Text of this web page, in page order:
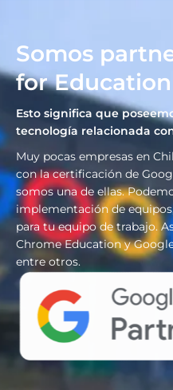
Somos
for Education
Esto significa que
tecnología relacionada
Muy pocas empresas en
con la certificación de
somos una de ellas.
implementación de
para tu equipo de trabajo.
Chrome Education y
entre otros.